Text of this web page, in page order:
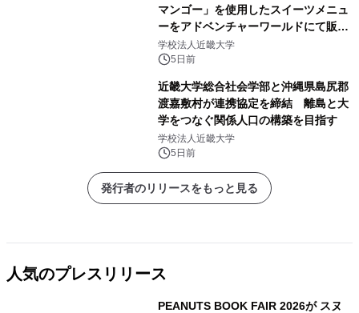
マンゴー」を使用したスイーツメニュ
ーをアドベンチャーワールドにて販売
します パークでしか味わえない期間
限定スイーツを楽しんで♪
学校法人近畿大学
5日前
近畿大学総合社会学部と沖縄県島尻郡
渡嘉敷村が連携協定を締結 離島と大
学をつなぐ関係人口の構築を目指す
学校法人近畿大学
5日前
発行者のリリースをもっと見る
人気のプレスリリース
PEANUTS BOOK FAIR 2026が スヌ